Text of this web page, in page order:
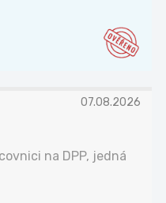
07.08.2026
na DPP, jedná